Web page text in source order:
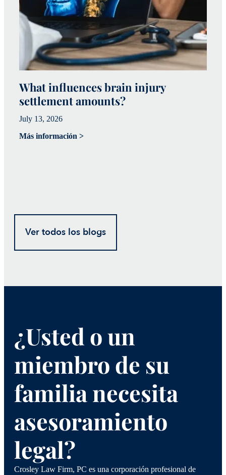
What influences brain injury
settlement amounts?
July 13, 2026
Más información >
Ver todos los blogs
¿Usted o un
miembro de su
familia necesita
asesoramiento
legal?
Crosley Law Firm, PC es una corporación profesional de